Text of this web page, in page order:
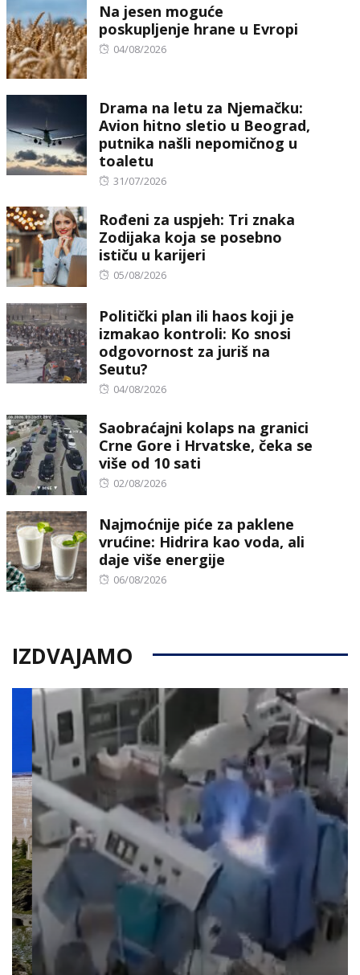
Na jesen moguće
poskupljenje hrane u Evropi
Posted
04/08/2026
Drama na letu za Njemačku:
Avion hitno sletio u Beograd,
putnika našli nepomičnog u
toaletu
Posted
31/07/2026
Rođeni za uspjeh: Tri znaka
Zodijaka koja se posebno
ističu u karijeri
Posted
05/08/2026
Politički plan ili haos koji je
izmakao kontroli: Ko snosi
odgovornost za juriš na
Seutu?
Posted
04/08/2026
Saobraćajni kolaps na granici
Crne Gore i Hrvatske, čeka se
više od 10 sati
Posted
02/08/2026
Najmoćnije piće za paklene
vrućine: Hidrira kao voda, ali
daje više energije
Posted
06/08/2026
IZDVAJAMO